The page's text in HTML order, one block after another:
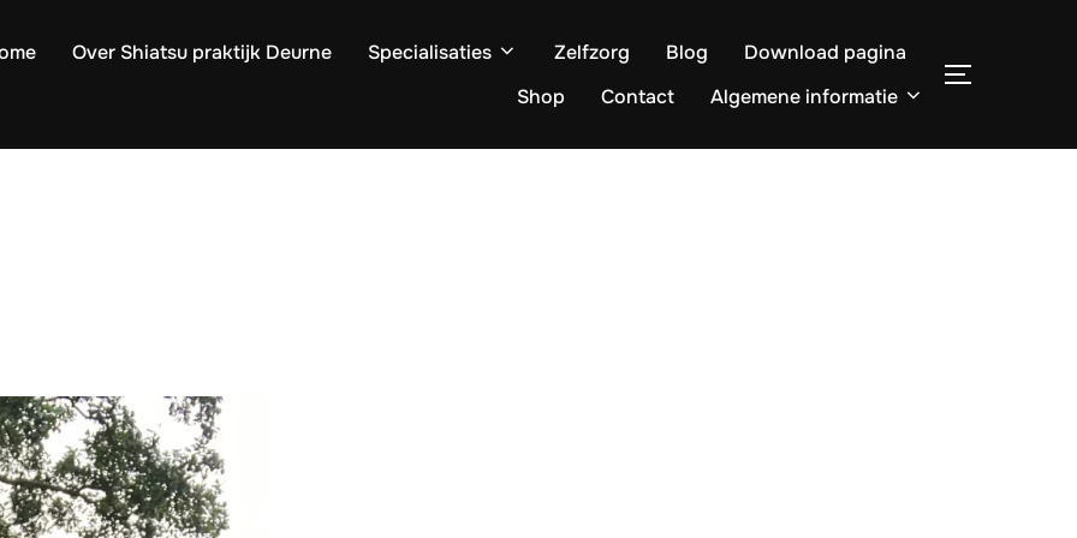
Over Shiatsu praktijk Deurne Specialisaties Zelfzorg Blog
Download pagina
Shop
Contact Algemene informatie
TOGGLE